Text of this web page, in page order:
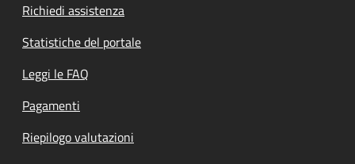
Richiedi assistenza
Statistiche del portale
Leggi le FAQ
Pagamenti
Riepilogo valutazioni